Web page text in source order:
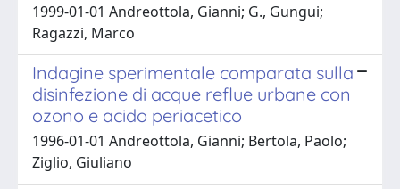
1999-01-01 Andreottola, Gianni; G., Gungui;
Ragazzi, Marco
Indagine sperimentale comparata sulla
disinfezione di acque reflue urbane con
ozono e acido periacetico
1996-01-01 Andreottola, Gianni; Bertola, Paolo;
Ziglio, Giuliano